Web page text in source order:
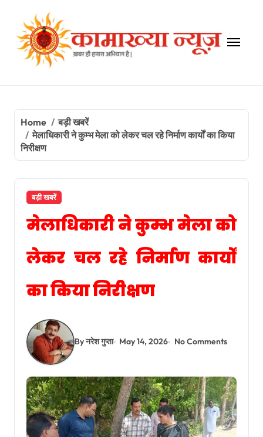
content
Home
बड़ी खबरें
मेलाधिकारी ने कुम्भ मेला को लेकर चल रहे निर्माण कार्यों का किया
निरीक्षण
बड़ी खबरें
मेलाधिकारी ने कुम्भ मेला को
लेकर चल रहे निर्माण कार्यों
का किया निरीक्षण
By नरेश गुप्ता May 14, 2026 No Comments